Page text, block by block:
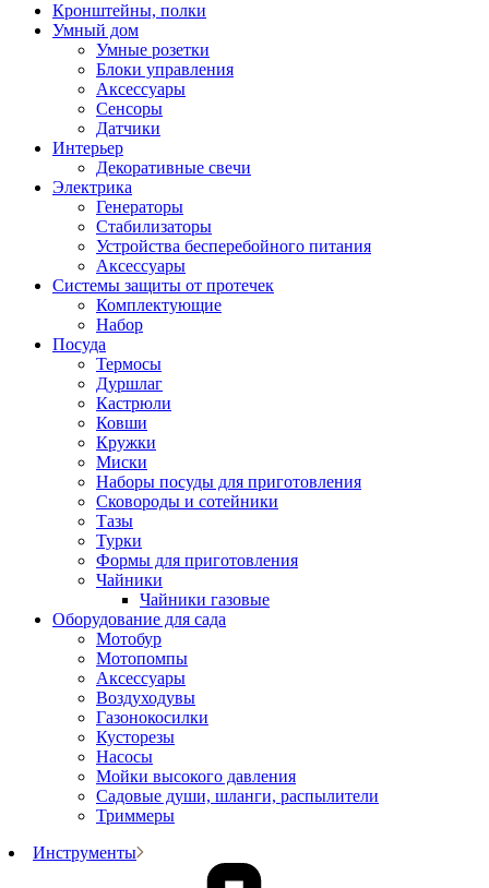
Кронштейны, полки
Умный дом
Умные розетки
Блоки управления
Аксессуары
Сенсоры
Датчики
Интерьер
Декоративные свечи
Электрика
Генераторы
Стабилизаторы
Устройства бесперебойного питания
Аксессуары
Системы защиты от протечек
Комплектующие
Набор
Посуда
Термосы
Дуршлаг
Кастрюли
Ковши
Кружки
Миски
Наборы посуды для приготовления
Сковороды и сотейники
Тазы
Турки
Формы для приготовления
Чайники
Чайники газовые
Оборудование для сада
Мотобур
Мотопомпы
Аксессуары
Воздуходувы
Газонокосилки
Кусторезы
Насосы
Мойки высокого давления
Садовые души, шланги, распылители
Триммеры
Инструменты